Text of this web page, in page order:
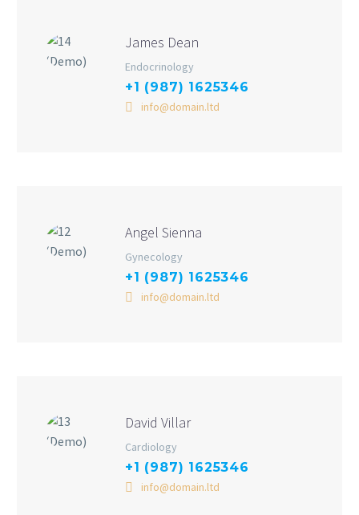
James Dean
Endocrinology
+1 (987) 1625346
info@domain.ltd
Angel Sienna
Gynecology
+1 (987) 1625346
info@domain.ltd
David Villar
Cardiology
+1 (987) 1625346
info@domain.ltd